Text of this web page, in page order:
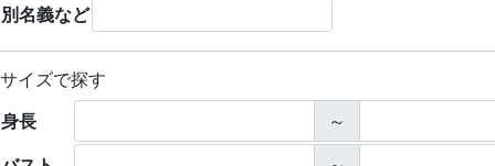
別名義など
サイズで探す
身長
～